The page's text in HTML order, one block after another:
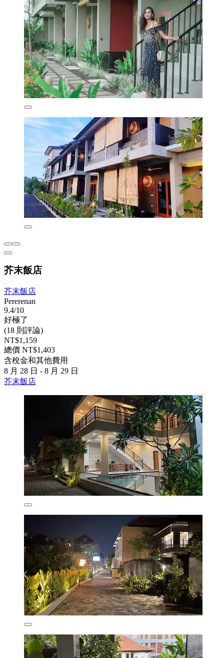
芥末飯店
芥末飯店
Pererenan
9.4/10
好極了
(18 則評論)
NT$1,159
總價 NT$1,403
含稅金和其他費用
8 月 28 日 - 8 月 29 日
芥末飯店